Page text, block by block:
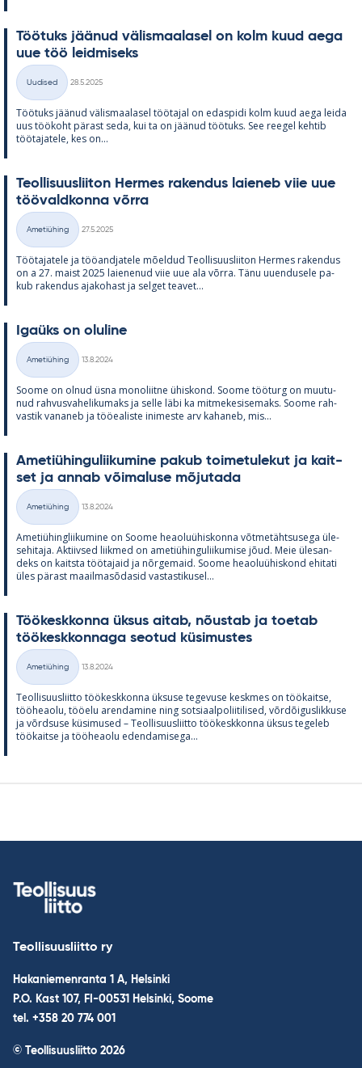
Töö­tuks jää­nud vä­lis­maa­la­sel on kolm kuud aega
uue töö leid­mi­seks
Kategooriad
Uudised
28.5.2025
Töö­tuks jää­nud vä­lis­maa­la­sel töö­ta­jal on edas­pidi kolm kuud aega leida
uus töö­koht pä­rast seda, kui ta on jää­nud töö­tuks. See ree­gel keh­tib
töö­ta­ja­tele, kes on...
Teol­li­suus­lii­ton Her­mes ra­ken­dus lai­e­neb viie uue
töö­vald­konna võrra
Kategooriad
Ametiühing
27.5.2025
Töö­ta­ja­tele ja töö­and­ja­tele mõel­dud Teol­li­suus­lii­ton Her­mes ra­ken­dus
on a 27. maist 2025 lai­e­ne­nud viie uue ala võrra. Tänu uu­en­dusele pa­
kub ra­ken­dus aja­ko­hast ja sel­get tea­vet...
Igaüks on olu­line
Kategooriad
Ametiühing
13.8.2024
Soome on ol­nud üsna mo­no­liitne ühis­kond. Soome töö­turg on muu­tu­
nud rah­vus­va­he­li­ku­maks ja selle läbi ka mit­me­ke­si­se­maks. Soome rah­
vas­tik va­na­neb ja töö­ea­liste ini­meste arv ka­ha­neb, mis...
Ame­tiü­hin­gu­lii­ku­mine pa­kub toi­me­tu­le­kut ja kait­
set ja an­nab või­ma­luse mõ­ju­tada
Kategooriad
Ametiühing
13.8.2024
Ame­tiü­hinglii­ku­mine on Soome heao­luü­his­konna võt­me­täht­susega üle­
se­hi­taja. Ak­tiiv­sed liik­med on ame­tiü­hin­gu­lii­ku­mise jõud. Meie üle­san­
deks on kaitsta töö­ta­jaid ja nõr­ge­maid. Soome heao­luü­his­kond ehi­tati
üles pä­rast maa­il­masõ­da­sid vas­tas­ti­kusel...
Töö­kesk­konna ük­sus ai­tab, nõus­tab ja toe­tab
töö­kesk­kon­naga seo­tud kü­si­mus­tes
Kategooriad
Ametiühing
13.8.2024
Teol­li­suus­liitto töö­kesk­konna ük­suse te­ge­vuse kesk­mes on töö­kaitse,
töö­heaolu, töö­elu aren­da­mine ning sot­si­aal­po­lii­ti­li­sed, võrdõi­gus­lik­kuse
ja võrd­suse kü­si­mused – Teol­li­suus­liitto töö­kesk­konna ük­sus te­ge­leb
töö­kaitse ja töö­heaolu eden­da­mi­sega...
Teollisuusliitto ry
Hakaniemenranta 1 A, Helsinki
P.O. Kast 107, FI-00531 Helsinki, Soome
tel. +358 20 774 001
© Teollisuusliitto 2026